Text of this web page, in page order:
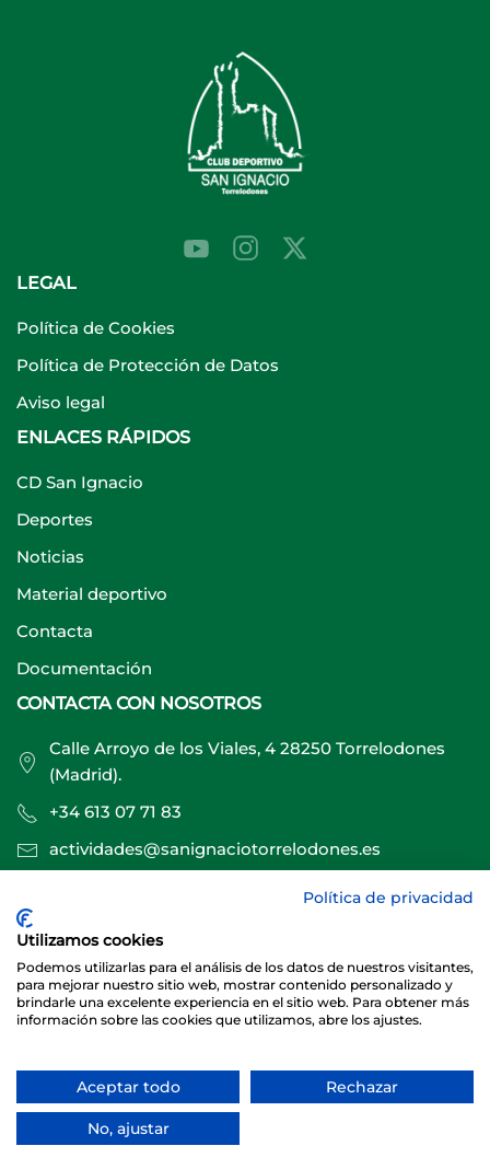
LEGAL
Política de Cookies
Política de Protección de Datos
Aviso legal
ENLACES RÁPIDOS
CD San Ignacio
Deportes
Noticias
Material deportivo
Contacta
Documentación
CONTACTA CON NOSOTROS
Calle Arroyo de los Viales, 4 28250 Torrelodones
(Madrid).
+34 613 07 71 83
actividades@sanignaciotorrelodones.es
Sitio web creado por
© 2026 Club Deportivo Básico San Ignacio Torrelodones
Sitio web creado y mantenido por especialistasweb.es
Política de privacidad
Utilizamos cookies
Podemos utilizarlas para el análisis de los datos de nuestros visitantes,
para mejorar nuestro sitio web, mostrar contenido personalizado y
brindarle una excelente experiencia en el sitio web. Para obtener más
información sobre las cookies que utilizamos, abre los ajustes.
Aceptar todo Rechazar
No, ajustar